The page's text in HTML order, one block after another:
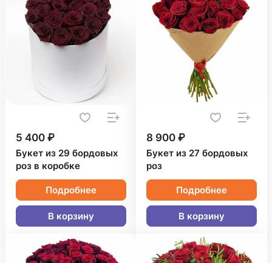
5 400 ₽
Букет из 29 бордовых
роз в коробке
Подробнее
В корзину
8 900 ₽
Букет из 27 бордовых
роз
Подробнее
В корзину